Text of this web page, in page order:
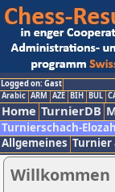
Logged on: Gast
Arabic ARM AZE BIH BUL
Home TurnierDB
Turnierschach-
Allgemeines Turnier
Willkommen